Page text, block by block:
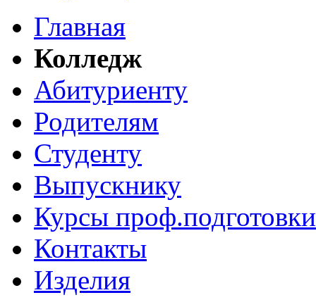
Главная
Колледж
Абитуриенту
Родителям
Студенту
Выпускнику
Курсы проф.подготовки
Контакты
Изделия